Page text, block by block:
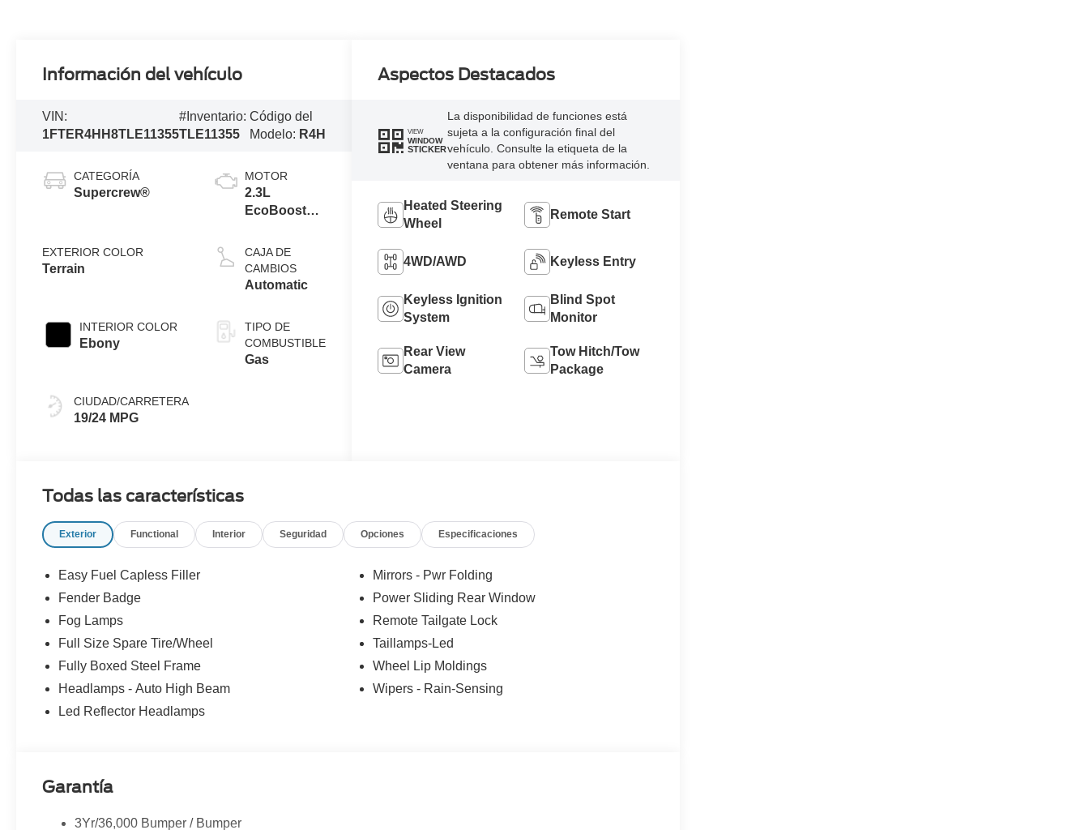
Información del vehículo
VIN:
1FTER4HH8TLE11355
#Inventario:
TLE11355
Código del
Modelo: R4H
CATEGORÍA
Supercrew®
EXTERIOR COLOR
Terrain
INTERIOR COLOR
Ebony
CIUDAD/CARRETERA
19/24 MPG
MOTOR
2.3L
EcoBoost®
Auto Start-
Stop
Technology
CAJA DE
CAMBIOS
Automatic
TIPO DE
COMBUSTIBLE
Gas
Aspectos Destacados
VIEW
WINDOW
STICKER
La disponibilidad de funciones está
sujeta a la configuración final del
vehículo. Consulte la etiqueta de la
ventana para obtener más información.
Heated Steering
Wheel
Remote Start
4WD/AWD Keyless Entry
Keyless Ignition
System
Blind Spot
Monitor
Rear View
Camera
Tow Hitch/Tow
Package
Todas las características
Exterior Functional Interior Seguridad Opciones Especificaciones
Easy Fuel Capless Filler
Fender Badge
Fog Lamps
Full Size Spare Tire/Wheel
Fully Boxed Steel Frame
Headlamps - Auto High Beam
Led Reflector Headlamps
Mirrors - Pwr Folding
Power Sliding Rear Window
Remote Tailgate Lock
Taillamps-Led
Wheel Lip Moldings
Wipers - Rain-Sensing
Garantía
3Yr/36,000 Bumper / Bumper